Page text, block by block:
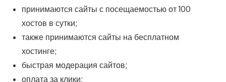
принимаются сайты с посещаемостью от 100
хостов в сутки;
также принимаются сайты на бесплатном
хостинге;
быстрая модерация сайтов;
оплата за клики;